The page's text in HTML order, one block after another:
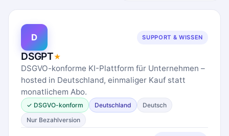
D SUPPORT & WISSEN
DSGPT★
DSGVO-konforme KI-Plattform für Unternehmen –
hosted in Deutschland, einmaliger Kauf statt
monatlichem Abo.
✓ DSGVO-konform Deutschland
Deutsch
Nur Bezahlversion